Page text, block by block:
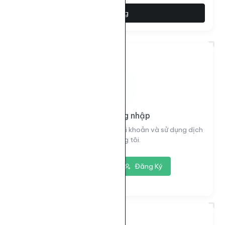
Đặt hàng
Vui lòng đăng nhập
Đăng nhập để xem thông tin tài khoản và sử dụng dịch
vụ của chúng tôi.
Đăng Ký